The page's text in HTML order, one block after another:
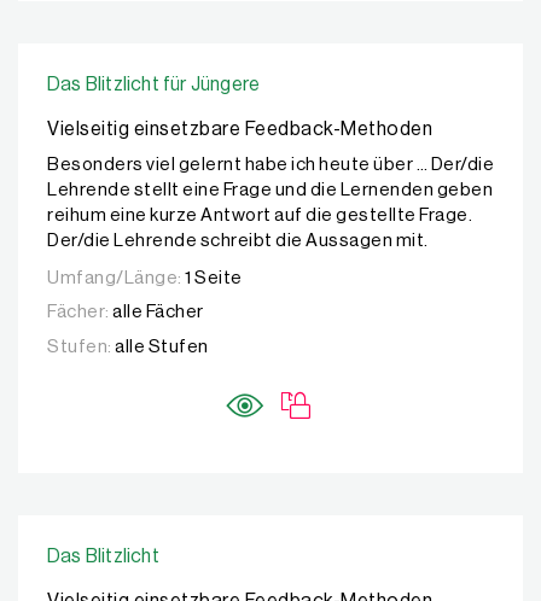
Das Blitzlicht für Jüngere
Vielseitig einsetzbare Feedback-Methoden
Besonders viel gelernt habe ich heute über … Der/die
Lehrende stellt eine Frage und die Lernenden geben
reihum eine kurze Antwort auf die gestellte Frage.
Der/die Lehrende schreibt die Aussagen mit.
Umfang/Länge: 1 Seite
Fächer: alle Fächer
Stufen: alle Stufen
Das Blitzlicht